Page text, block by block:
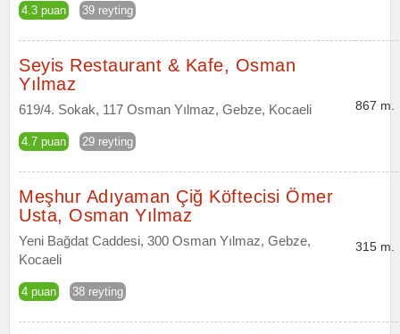
4.3 puan 39 reyting
Seyis Restaurant & Kafe, Osman
Yılmaz
619/4. Sokak, 117 Osman Yılmaz, Gebze, Kocaeli
4.7 puan 29 reyting
867 m.
Meşhur Adıyaman Çiğ Köftecisi Ömer
Usta, Osman Yılmaz
Yeni Bağdat Caddesi, 300 Osman Yılmaz, Gebze,
Kocaeli
4 puan 38 reyting
315 m.